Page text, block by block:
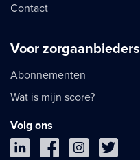
Contact
Voor zorgaanbieders
Abonnementen
Wat is mijn score?
Volg ons